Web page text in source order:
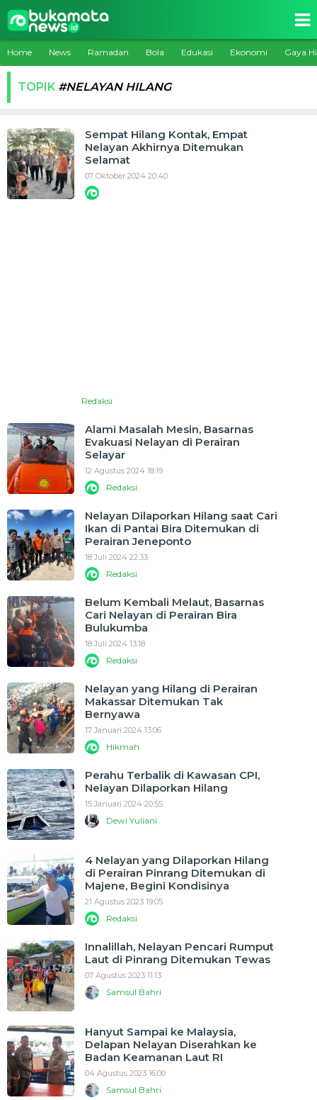
Home News Ramadan Bola Edukasi Ekonomi Gaya
TOPIK #NELAYAN HILANG
Sempat Hilang Kontak, Empat
Nelayan Akhirnya Ditemukan
Selamat
07 Oktober 2024 20:40
Redaksi
Alami Masalah Mesin, Basarnas
Evakuasi Nelayan di Perairan
Selayar
12 Agustus 2024 18:19
Redaksi
Nelayan Dilaporkan Hilang saat Cari
Ikan di Pantai Bira Ditemukan di
Perairan Jeneponto
18 Juli 2024 22:33
Redaksi
Belum Kembali Melaut, Basarnas
Cari Nelayan di Perairan Bira
Bulukumba
18 Juli 2024 13:18
Redaksi
Nelayan yang Hilang di Perairan
Makassar Ditemukan Tak
Bernyawa
17 Januari 2024 13:06
Hikmah
Perahu Terbalik di Kawasan CPI,
Nelayan Dilaporkan Hilang
15 Januari 2024 20:55
Dewi Yuliani
4 Nelayan yang Dilaporkan Hilang
di Perairan Pinrang Ditemukan di
Majene, Begini Kondisinya
21 Agustus 2023 19:05
Redaksi
Innalillah, Nelayan Pencari Rumput
Laut di Pinrang Ditemukan Tewas
07 Agustus 2023 11:13
Samsul Bahri
Hanyut Sampai ke Malaysia,
Delapan Nelayan Diserahkan ke
Badan Keamanan Laut RI
04 Agustus 2023 16:00
Samsul Bahri